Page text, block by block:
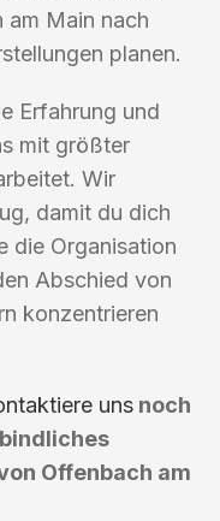
am Main nach
planen.
Erfahrung und
mit größter
Wir
damit du dich
die Organisation
Abschied von
konzentrieren
uns noch
Offenbach am